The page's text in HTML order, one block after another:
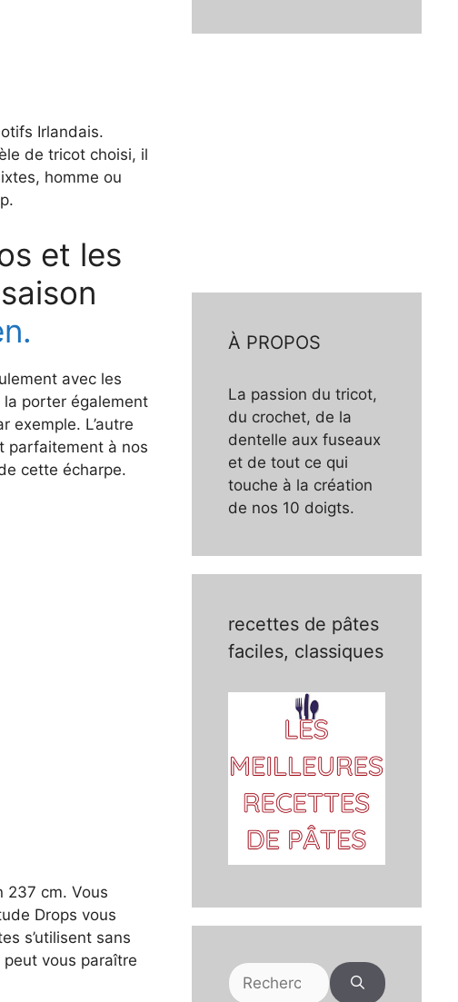
Irlandais.
de tricot choisi, il
homme ou
et les
avec les
porter également
exemple. L’autre
parfaitement à nos
cette écharpe.
237 cm. Vous
Drops vous
s’utilisent sans
vous paraître
À PROPOS
La passion du tricot,
du crochet, de la
dentelle aux fuseaux
et de tout ce qui
touche à la création
de nos 10 doigts.
recettes de pâtes
faciles, classiques
Rechercher :